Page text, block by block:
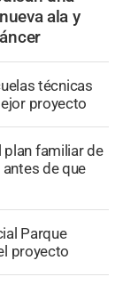
ala y
técnicas
proyecto
plan familiar de
de que
Parque
proyecto